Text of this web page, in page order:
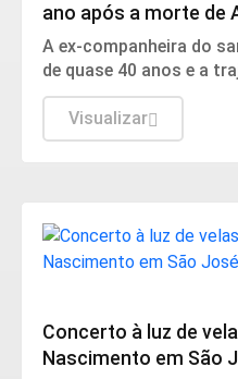
ano após a morte de
A ex-companheira do
de quase 40 anos e a
marcada pelas
Visualizar
Concerto à luz de
Nascimento em São